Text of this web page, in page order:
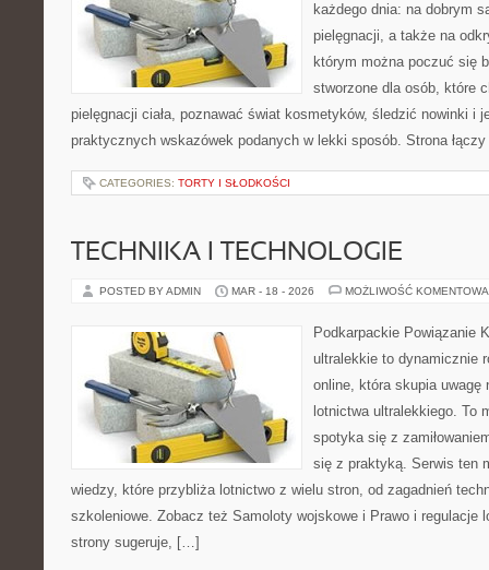
każdego dnia: na dobrym
pielęgnacji, a także na
którym można poczuć się
stworzone dla osób, które
pielęgnacji ciała, poznawać świat kosmetyków, śledzić nowinki i
praktycznych wskazówek podanych w lekki sposób. Strona
CATEGORIES: TORTY I SŁODKOŚCI
TECHNIKA I TECHNOLOGIE
POSTED BY ADMIN MAR - 18 - 2026 MOŻLIWOŚĆ
Podkarpackie Powiązanie
ultralekkie to dynamicznie
online, która skupia uwagę
lotnictwa ultralekkiego. To
spotyka się z
się z praktyką. Serwis ten
wiedzy, które przybliża lotnictwo z wielu stron, od zagadnień
szkoleniowe. Zobacz też Samoloty wojskowe i Prawo i regulacje
strony sugeruje, […]